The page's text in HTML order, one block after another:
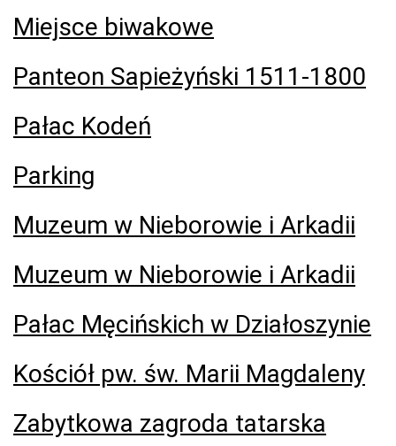
Miejsce biwakowe
Panteon Sapieżyński 1511-1800
Pałac Kodeń
Parking
Muzeum w Nieborowie i Arkadii
Muzeum w Nieborowie i Arkadii
Pałac Męcińskich w Działoszynie
Kościół pw. św. Marii Magdaleny
Zabytkowa zagroda tatarska